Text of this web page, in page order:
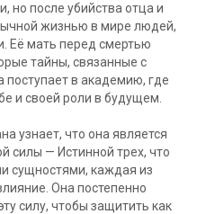
но после убийства отца и
жизнью в мире людей,
Её мать перед смертью
тайны, связанные с
поступает в академию, где
и своей роли в будущем.
узнает, что она является
силы — Истинной трех, что
сущностями, каждая из
Она постепенно
силу, чтобы защитить как